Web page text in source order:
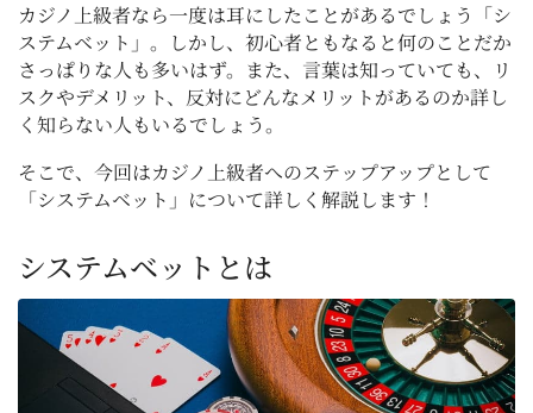
カジノ上級者なら一度は耳にしたことがあるでしょう「シ
ステムベット」。しかし、初心者ともなると何のことだか
さっぱりな人も多いはず。また、言葉は知っていても、リ
スクやデメリット、反対にどんなメリットがあるのか詳し
く知らない人もいるでしょう。
そこで、今回はカジノ上級者へのステップアップとして
「システムベット」について詳しく解説します！
システムベットとは